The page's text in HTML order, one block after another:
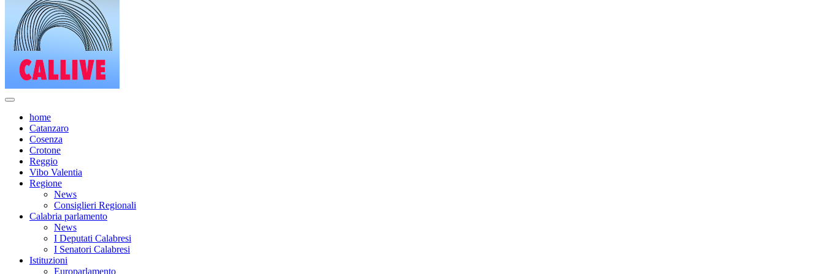
home
Catanzaro
Cosenza
Crotone
Reggio
Vibo Valentia
Regione
News
Consiglieri Regionali
Calabria parlamento
News
I Deputati Calabresi
I Senatori Calabresi
Istituzioni
Europarlamento